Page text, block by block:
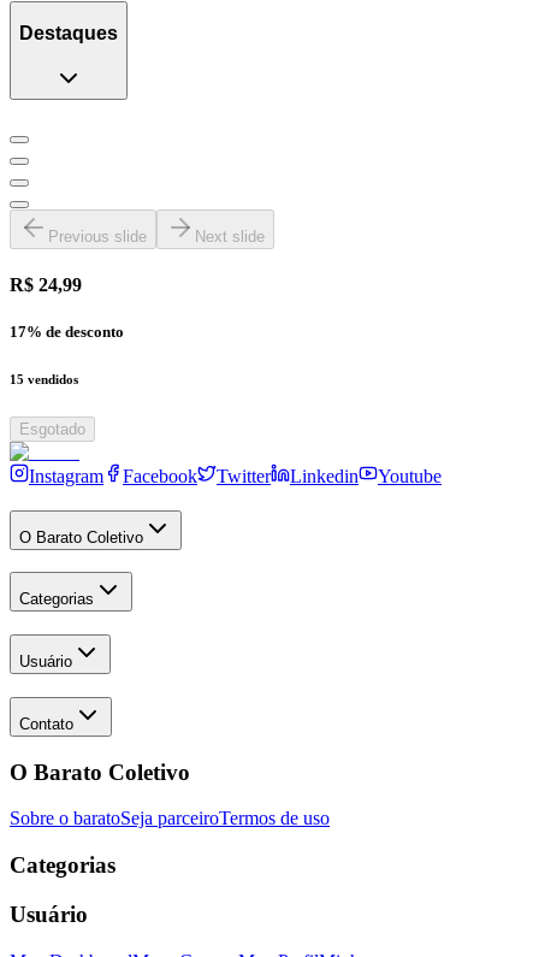
Destaques
Previous slide Next slide
R$ 24,99
17% de desconto
15 vendidos
Esgotado
Instagram Facebook Twitter Linkedin Youtube
O Barato Coletivo
Categorias
Usuário
Contato
O Barato Coletivo
Sobre o baratoSeja parceiroTermos de uso
Categorias
Usuário